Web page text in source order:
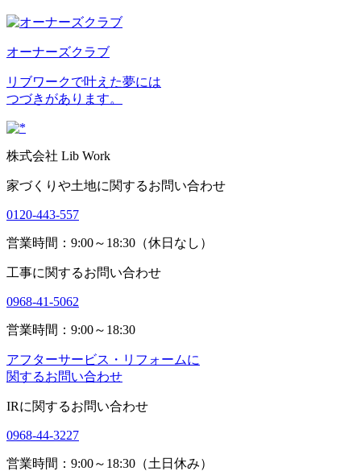
オーナーズクラブ
リブワークで叶えた夢には
つづきがあります。
株式会社 Lib Work
家づくりや土地に関するお問い合わせ
0120-443-557
営業時間：9:00～18:30（休日なし）
工事に関するお問い合わせ
0968-41-5062
営業時間：9:00～18:30
アフターサービス・リフォームに
関するお問い合わせ
IRに関するお問い合わせ
0968-44-3227
営業時間：9:00～18:30（土日休み）